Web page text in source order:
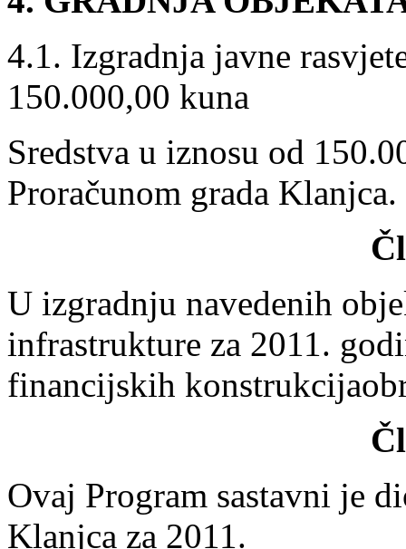
4.1. Izgradnja javne
150.000,00 kuna
Sredstva u iznosu od
Proračunom grada Klanjca.
U izgradnju navedenih
infrastrukture za 2011.
financijskih
Ovaj Program sastavni je
Klanjca za 2011.